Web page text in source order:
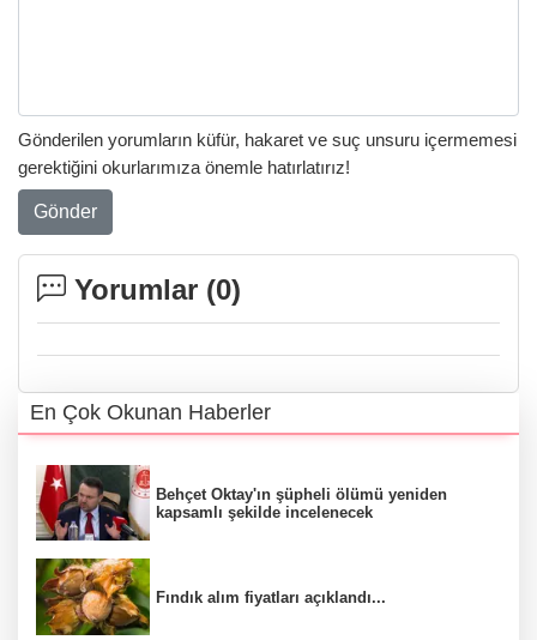
Gönderilen yorumların küfür, hakaret ve suç unsuru içermemesi
gerektiğini okurlarımıza önemle hatırlatırız!
Gönder
Yorumlar (0)
En Çok Okunan Haberler
Behçet Oktay'ın şüpheli ölümü yeniden
kapsamlı şekilde incelenecek
Fındık alım fiyatları açıklandı...